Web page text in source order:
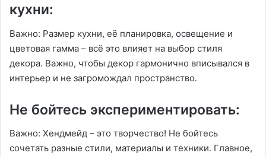
кухни:
Важно: Размер кухни, её планировка, освещение и
цветовая гамма – всё это влияет на выбор стиля
декора․ Важно, чтобы декор гармонично вписывался в
интерьер и не загромождал пространство․
Не бойтесь экспериментировать:
Важно: Хендмейд – это творчество! Не бойтесь
сочетать разные стили, материалы и техники․ Главное,